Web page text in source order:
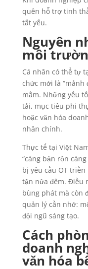
quên hỗ trợ tinh
tất yếu.
Nguyên
môi
Cá nhân có thể tự
chức mới là “mảnh
mầm. Những yếu
tải, mục tiêu phi
hoặc văn hóa
nhân chính.
Thực tế tại Việt
“càng bận rộn
bị yêu cầu OT
tận nửa đêm. Điều
bùng phát mà còn
quản lý cần nhớ:
đội ngũ sáng tạo.
Cách
doanh
văn hóa